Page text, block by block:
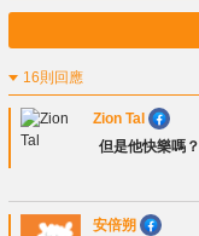
16則回應
Zion Tal
但是他快樂嗎？
安倍朔